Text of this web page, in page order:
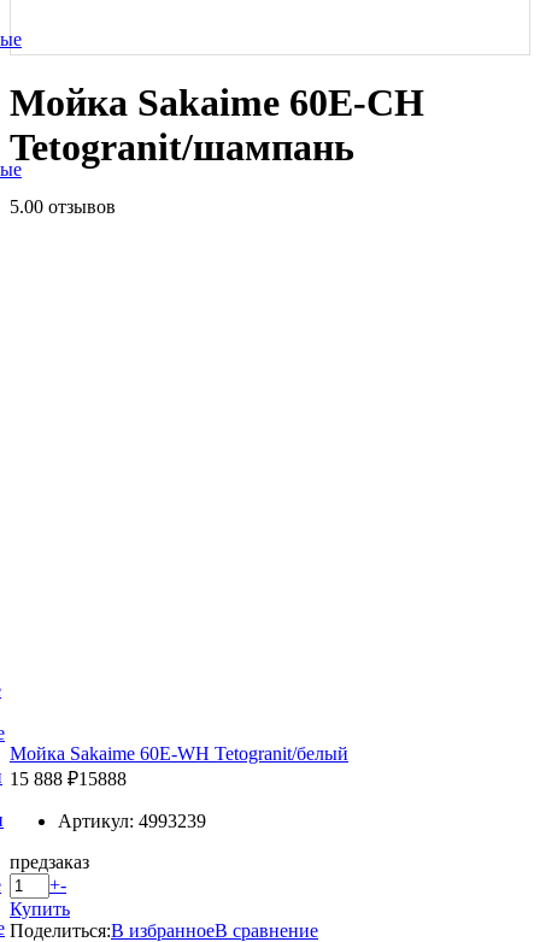
Мойка Sakaime 60E-СH
Tetogranit/шампань
5.00 отзывов
Мойка Sakaime 60E-WH Tetogranit/белый
15 888 ₽15888
Артикул: 4993239
предзаказ
+-
Купить
Поделиться:В избранноеВ сравнение